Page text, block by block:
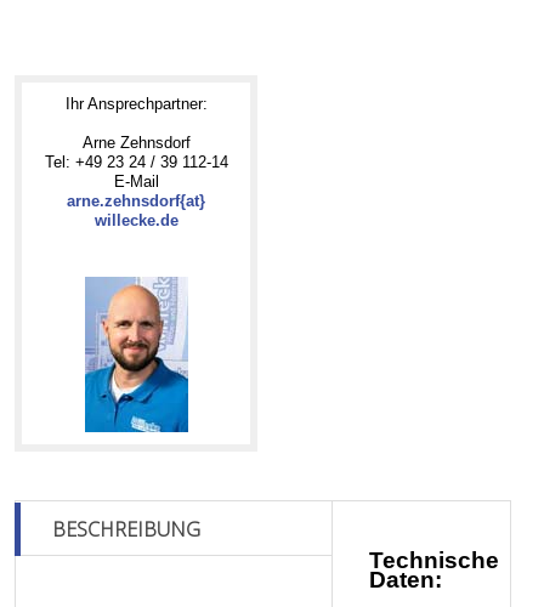
Ihr Ansprechpartner:
Arne Zehnsdorf
Tel: +49 23 24 / 39 112-14
E-Mail
arne.zehnsdorf{at}
willecke.de
BESCHREIBUNG
Technische
Daten: